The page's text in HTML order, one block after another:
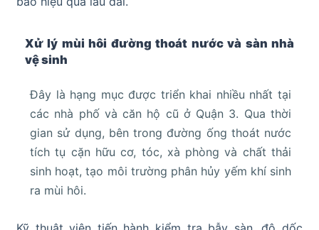
Xử lý mùi hôi đường thoát nước và sàn nhà
vệ sinh
Đây là hạng mục được triển khai nhiều nhất tại
các nhà phố và căn hộ cũ ở Quận 3. Qua thời
gian sử dụng, bên trong đường ống thoát nước
tích tụ cặn hữu cơ, tóc, xà phòng và chất thải
sinh hoạt, tạo môi trường phân hủy yếm khí sinh
ra mùi hôi.